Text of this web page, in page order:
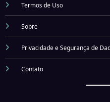
Termos de Uso
Sobre
Privacidade e Segurança de
Contato